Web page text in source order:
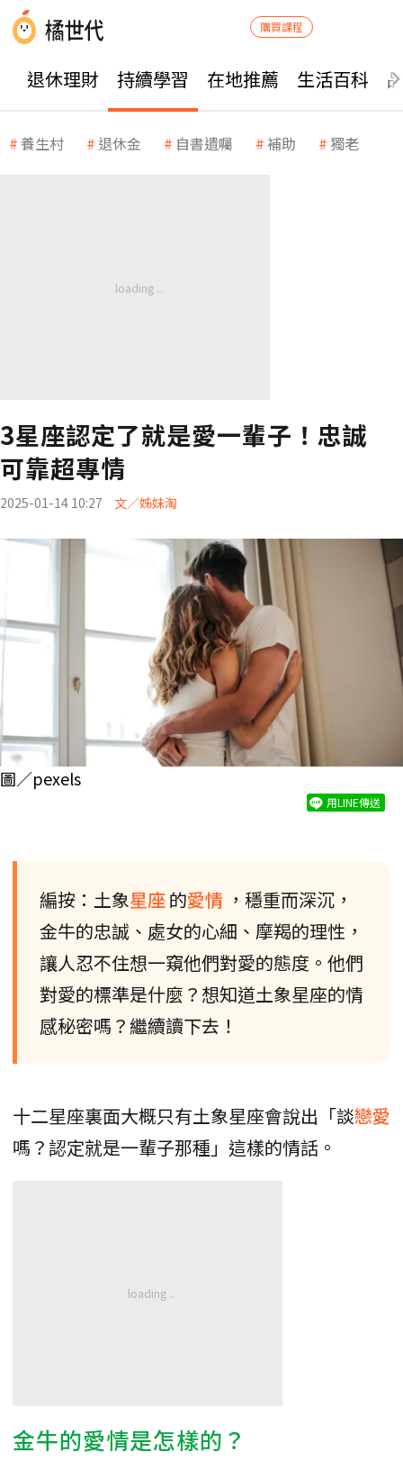
購買課程
退休理財 持續學習 在地推薦 生活百科
養生村 退休金 自書遺囑 補助 獨老
3星座認定了就是愛一輩子！忠誠
可靠超專情
2025-01-14 10:27 文／姊妹淘
圖／pexels
用LINE傳送
編按：土象星座的愛情 ，穩重而深沉，
金牛的忠誠、處女的心細、摩羯的理性，
讓人忍不住想一窺他們對愛的態度。他們
對愛的標準是什麼？想知道土象星座的情
感秘密嗎？繼續讀下去！
十二星座裏面大概只有土象星座會說出「談戀愛
嗎？認定就是一輩子那種」這樣的情話。
金牛的愛情是怎樣的？